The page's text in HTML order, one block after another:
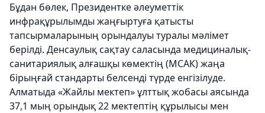
Бұдан бөлек, Президентке әлеуметтік
инфрақұрылымды жаңғыртуға қатысты
тапсырмаларының орындалуы туралы мәлімет
берілді. Денсаулық сақтау саласында медициналық-
санитариялық алғашқы көмектің (МСАК) жаңа
бірыңғай стандарты белсенді түрде енгізілуде.
Алматыда «Жайлы мектеп» ұлттық жобасы аясында
37,1 мың орындық 22 мектептің құрылысы мен